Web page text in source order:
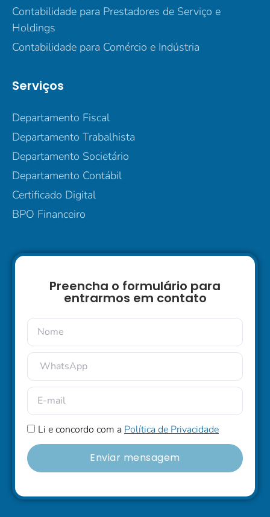
Contabilidade para Prestadores de Serviço e
Holdings
Contabilidade para Comércio e Indústria
Serviços
Departamento Fiscal
Departamento Trabalhista
Departamento Societário
Departamento Contábil
Certificado Digital
BPO Financeiro
Preencha o formulário para
entrarmos em contato
Li e concordo com a Política de Privacidade
Enviar mensagem